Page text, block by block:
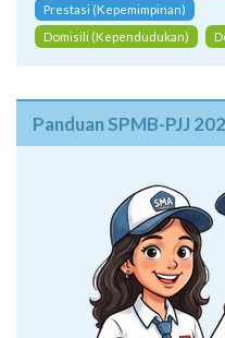
Prestasi (Kepemimpinan)
Domisili (Kependudukan)
Panduan SPMB-PJJ